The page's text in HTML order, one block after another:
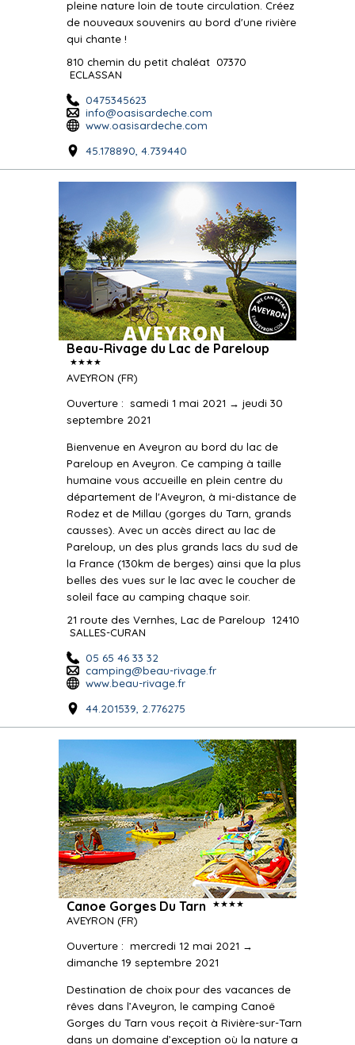
pleine nature loin de toute circulation. Créez
de nouveaux souvenirs au bord d'une rivière
qui chante !
810 chemin du petit chaléat 07370
ECLASSAN
0475345623
info@oasisardeche.com
www.oasisardeche.com
45.178890, 4.739440
Beau-Rivage du Lac de Pareloup
★★★★
AVEYRON (FR)
Ouverture : samedi 1 mai 2021 → jeudi 30
septembre 2021
Bienvenue en Aveyron au bord du lac de
Pareloup en Aveyron. Ce camping à taille
humaine vous accueille en plein centre du
département de l'Aveyron, à mi-distance de
Rodez et de Millau (gorges du Tarn, grands
causses). Avec un accès direct au lac de
Pareloup, un des plus grands lacs du sud de
la France (130km de berges) ainsi que la plus
belles des vues sur le lac avec le coucher de
soleil face au camping chaque soir.
21 route des Vernhes, Lac de Pareloup 12410
SALLES-CURAN
05 65 46 33 32
camping@beau-rivage.fr
www.beau-rivage.fr
44.201539, 2.776275
Canoe Gorges Du Tarn ★★★★
AVEYRON (FR)
Ouverture : mercredi 12 mai 2021 →
dimanche 19 septembre 2021
Destination de choix pour des vacances de
rêves dans l’Aveyron, le camping Canoë
Gorges du Tarn vous reçoit à Rivière-sur-Tarn
dans un domaine d’exception où la nature a